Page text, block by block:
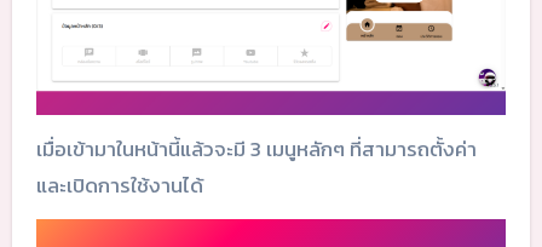
เมื่อเข้ามาในหน้านี้แล้วจะมี 3 เมนูหลักๆ ที่สามารถตั้งค่า
และเปิดการใช้งานได้